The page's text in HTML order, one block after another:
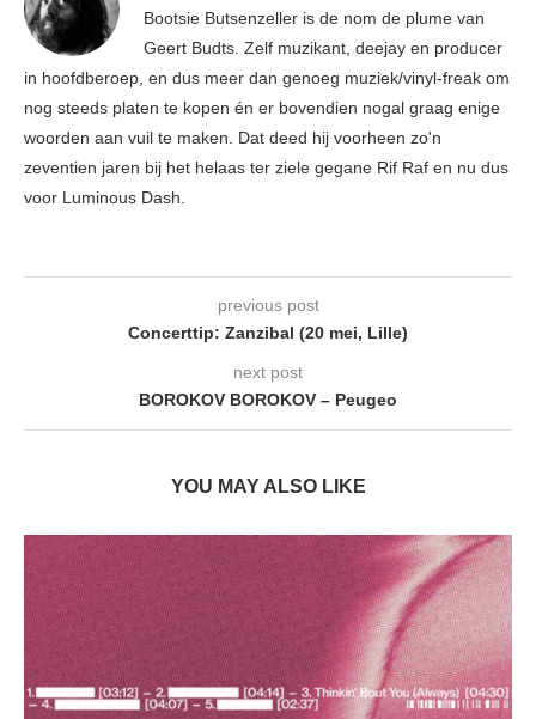
Bootsie Butsenzeller is de nom de plume van
Geert Budts. Zelf muzikant, deejay en producer
in hoofdberoep, en dus meer dan genoeg muziek/vinyl-freak om
nog steeds platen te kopen én er bovendien nogal graag enige
woorden aan vuil te maken. Dat deed hij voorheen zo'n
zeventien jaren bij het helaas ter ziele gegane Rif Raf en nu dus
voor Luminous Dash.
previous post
Concerttip: Zanzibal (20 mei, Lille)
next post
BOROKOV BOROKOV – Peugeo
YOU MAY ALSO LIKE